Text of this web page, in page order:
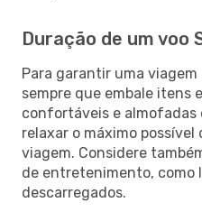
Duração de um voo
Para garantir uma
sempre que embale itens
confortáveis e almofadas
relaxar o máximo
viagem. Considere
de entretenimento, como
descarregados.